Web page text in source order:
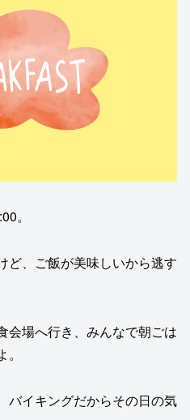
。
ど、ご飯が美味しいから逃す
会場へ行き、みんなで朝ごは
バイキングだからその日の気